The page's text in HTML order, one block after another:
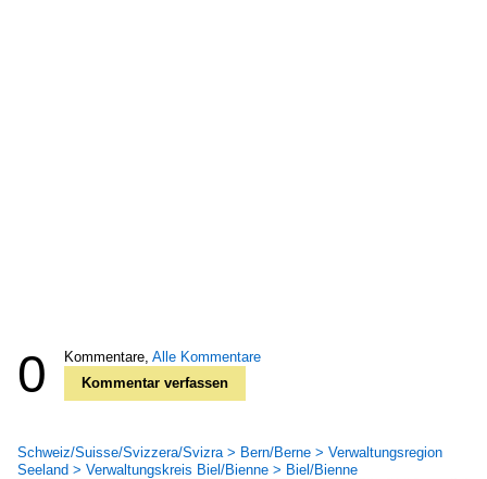
0 Kommentare, Alle Kommentare
Kommentar verfassen
Schweiz/Suisse/Svizzera/Svizra > Bern/Berne > Verwaltungsregion
Seeland > Verwaltungskreis Biel/Bienne > Biel/Bienne